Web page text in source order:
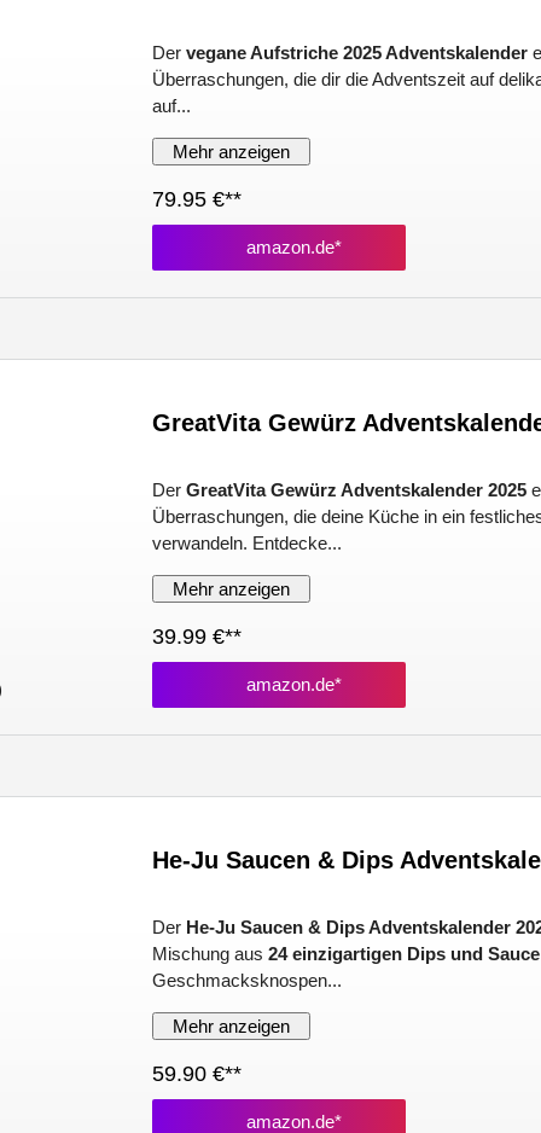
Dervegane Aufstriche 2025 Adventskalender
Überraschungen, die dir die Adventszeit auf
auf...
Mehr anzeigen
79.95 €**
amazon.de*
GreatVita Gewürz
DerGreatVita Gewürz Adventskalender 2025
Überraschungen, die deine Küche in ein
verwandeln. Entdecke...
Mehr anzeigen
39.99 €**
amazon.de*
He-Ju Saucen & Dips
Der He-Ju Saucen & Dips Adventskalender
Mischung aus24 einzigartigen Dips und
Geschmacksknospen...
Mehr anzeigen
59.90 €**
amazon.de*